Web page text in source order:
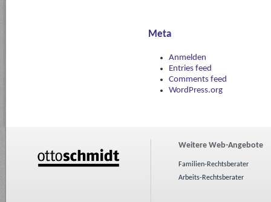
Meta
Anmelden
Entries feed
Comments feed
WordPress.org
Weitere Web-Angebote
Familien-Rechtsberater
Arbeits-Rechtsberater